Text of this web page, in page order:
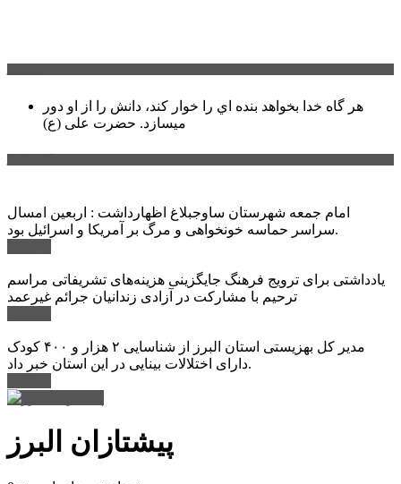
هر گاه خدا بخواهد بنده اي را خوار كند، دانش را از او دور
میسازد. حضرت علی (ع)
امام جمعه شهرستان ساوجبلاغ اظهارداشت : اربعین امسال
سراسر حماسه خونخواهی و مرگ بر آمریکا و اسرائیل بود.
یادداشتی برای ترویج فرهنگ جایگزینی هزینه‌های تشریفاتی مراسم
ترحیم با مشارکت در آزادی زندانیان جرائم غیرعمد
مدیر کل بهزیستی استان البرز از شناسایی ۲ هزار و ۴۰۰ کودک
دارای اختلالات بینایی در این استان خبر داد.
پیشتازان البرز